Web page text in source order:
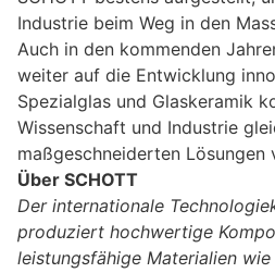
Industrie beim Weg in den
Auch in den kommenden
weiter auf die Entwicklung
Spezialglas und Glaskeramik
Wissenschaft und Industrie
maßgeschneiderten Lösungen
Über SCHOTT
Der internationale
produziert hochwertige
leistungsfähige Materialien wie